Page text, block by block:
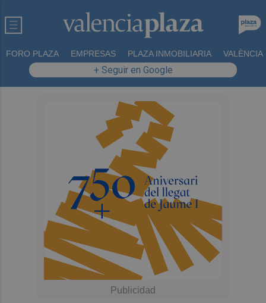
FORO PLAZA EMPRESAS PLAZA INMOBILIARIA VALÈNCIA
+ Seguir en Google